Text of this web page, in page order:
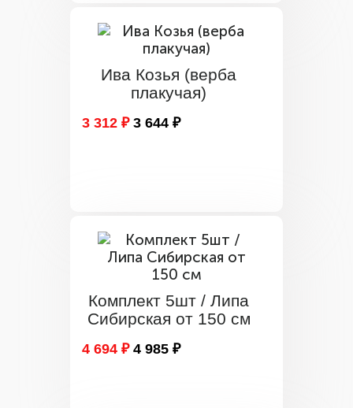
Ива Козья (верба
плакучая)
3 312 ₽ 3 644 ₽
Комплект 5шт / Липа
Сибирская от 150 см
4 694 ₽ 4 985 ₽